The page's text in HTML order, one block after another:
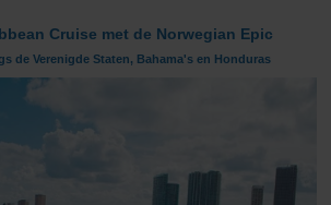
Cruise met de Norwegian Epic
de Verenigde Staten, Bahama's en Honduras